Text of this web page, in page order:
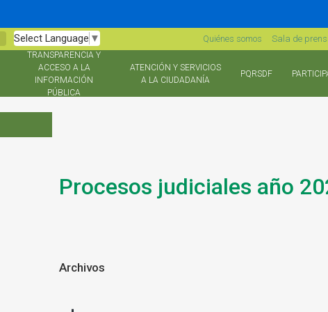
Select Language ▼ Quiénes somos Sala de
TRANSPARENCIA Y
ACCESO A LA
INFORMACIÓN
PÚBLICA
ATENCIÓN Y SERVICIOS
A LA CIUDADANÍA
PQRSDF
Procesos judiciales año
Archivos